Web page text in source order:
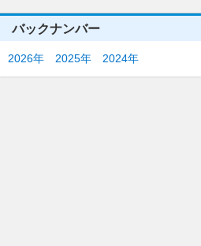
バックナンバー
2026年 2025年 2024年